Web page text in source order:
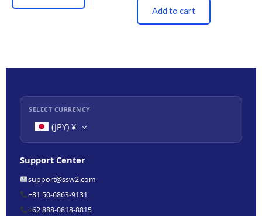
Add to cart
SELECT CURRENCY
(JPY) ¥
Support Center
support@ssw2.com
+81 50-6863-9131
+62 888-0818-8815